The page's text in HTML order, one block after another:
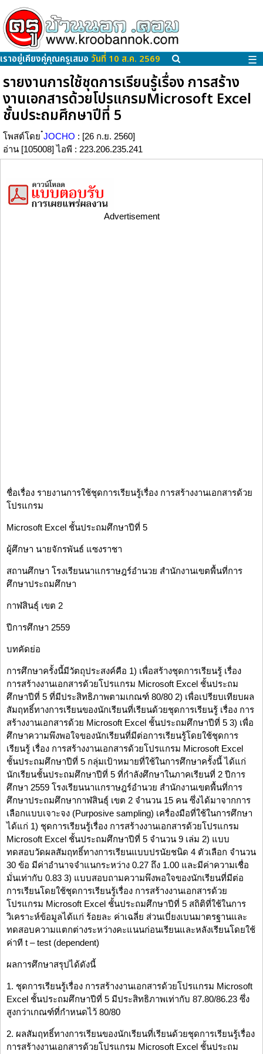
เราอยู่เคียงคู่คุณครูเสมอ วันที่ 10 ส.ค. 2569 ☰
รายงานการใช้ชุดการเรียนรู้เรื่อง การสร้าง
งานเอกสารด้วยโปรแกรมMicrosoft Excel
ชั้นประถมศึกษาปีที่ 5
โพสต์โดย ๋JOCHO : [26 ก.ย. 2560]
อ่าน [105008] ไอพี : 223.206.235.241
Advertisement
ชื่อเรื่อง รายงานการใช้ชุดการเรียนรู้เรื่อง การสร้างงานเอกสารด้วย
โปรแกรม
Microsoft Excel ชั้นประถมศึกษาปีที่ 5
ผู้ศึกษา นายจักรพันธ์ แซงราชา
สถานศึกษา โรงเรียนนาแกราษฎร์อำนวย สำนักงานเขตพื้นที่การ
ศึกษาประถมศึกษา
กาฬสินธุ์ เขต 2
ปีการศึกษา 2559
บทคัดย่อ
การศึกษาครั้งนี้มีวัตถุประสงค์คือ 1) เพื่อสร้างชุดการเรียนรู้ เรื่อง
การสร้างงานเอกสารด้วยโปรแกรม Microsoft Excel ชั้นประถม
ศึกษาปีที่ 5 ที่มีประสิทธิภาพตามเกณฑ์ 80/80 2) เพื่อเปรียบเทียบผล
สัมฤทธิ์ทางการเรียนของนักเรียนที่เรียนด้วยชุดการเรียนรู้ เรื่อง การ
สร้างงานเอกสารด้วย Microsoft Excel ชั้นประถมศึกษาปีที่ 5 3) เพื่อ
ศึกษาความพึงพอใจของนักเรียนที่มีต่อการเรียนรู้โดยใช้ชุดการ
เรียนรู้ เรื่อง การสร้างงานเอกสารด้วยโปรแกรม Microsoft Excel
ชั้นประถมศึกษาปีที่ 5 กลุ่มเป้าหมายที่ใช้ในการศึกษาครั้งนี้ ได้แก่
นักเรียนชั้นประถมศึกษาปีที่ 5 ที่กำลังศึกษาในภาคเรียนที่ 2 ปีการ
ศึกษา 2559 โรงเรียนนาแกราษฎร์อำนวย สำนักงานเขตพื้นที่การ
ศึกษาประถมศึกษากาฬสินธุ์ เขต 2 จำนวน 15 คน ซึ่งได้มาจากการ
เลือกแบบเจาะจง (Purposive sampling) เครื่องมือที่ใช้ในการศึกษา
ได้แก่ 1) ชุดการเรียนรู้เรื่อง การสร้างงานเอกสารด้วยโปรแกรม
Microsoft Excel ชั้นประถมศึกษาปีที่ 5 จำนวน 9 เล่ม 2) แบบ
ทดสอบวัดผลสัมฤทธิ์ทางการเรียนแบบปรนัยชนิด 4 ตัวเลือก จำนวน
30 ข้อ มีค่าอำนาจจำแนกระหว่าง 0.27 ถึง 1.00 และมีค่าความเชื่อ
มั่นเท่ากับ 0.83 3) แบบสอบถามความพึงพอใจของนักเรียนที่มีต่อ
การเรียนโดยใช้ชุดการเรียนรู้เรื่อง การสร้างงานเอกสารด้วย
โปรแกรม Microsoft Excel ชั้นประถมศึกษาปีที่ 5 สถิติที่ใช้ในการ
วิเคราะห์ข้อมูลได้แก่ ร้อยละ ค่าเฉลี่ย ส่วนเบี่ยงเบนมาตรฐานและ
ทดสอบความแตกต่างระหว่างคะแนนก่อนเรียนและหลังเรียนโดยใช้
ค่าที t – test (dependent)
ผลการศึกษาสรุปได้ดังนี้
1. ชุดการเรียนรู้เรื่อง การสร้างงานเอกสารด้วยโปรแกรม Microsoft
Excel ชั้นประถมศึกษาปีที่ 5 มีประสิทธิภาพเท่ากับ 87.80/86.23 ซึ่ง
สูงกว่าเกณฑ์ที่กำหนดไว้ 80/80
2. ผลสัมฤทธิ์ทางการเรียนของนักเรียนที่เรียนด้วยชุดการเรียนรู้เรื่อง
การสร้างงานเอกสารด้วยโปรแกรม Microsoft Excel ชั้นประถม